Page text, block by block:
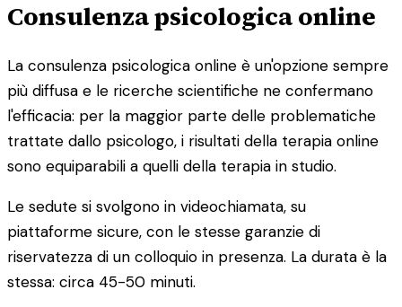
Consulenza psicologica online
La consulenza psicologica online è un'opzione sempre
più diffusa e le ricerche scientifiche ne confermano
l'efficacia: per la maggior parte delle problematiche
trattate dallo psicologo, i risultati della terapia online
sono equiparabili a quelli della terapia in studio.
Le sedute si svolgono in videochiamata, su
piattaforme sicure, con le stesse garanzie di
riservatezza di un colloquio in presenza. La durata è la
stessa: circa 45-50 minuti.